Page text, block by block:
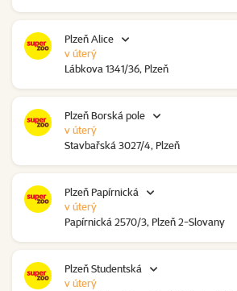
Plzeň Alice
Lábkova 1341/36, Plzeň
v úterý
Plzeň Borská pole
Stavbařská 3027/4, Plzeň
v úterý
Plzeň Papírnická
Papírnická 2570/3, Plzeň 2-Slovany
v úterý
Plzeň Studentská
v úterý